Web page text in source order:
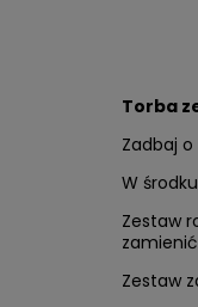
Torba
Zadbaj
W
Zestaw
Zestaw